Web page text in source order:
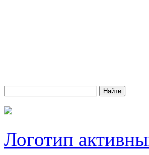
Логотип